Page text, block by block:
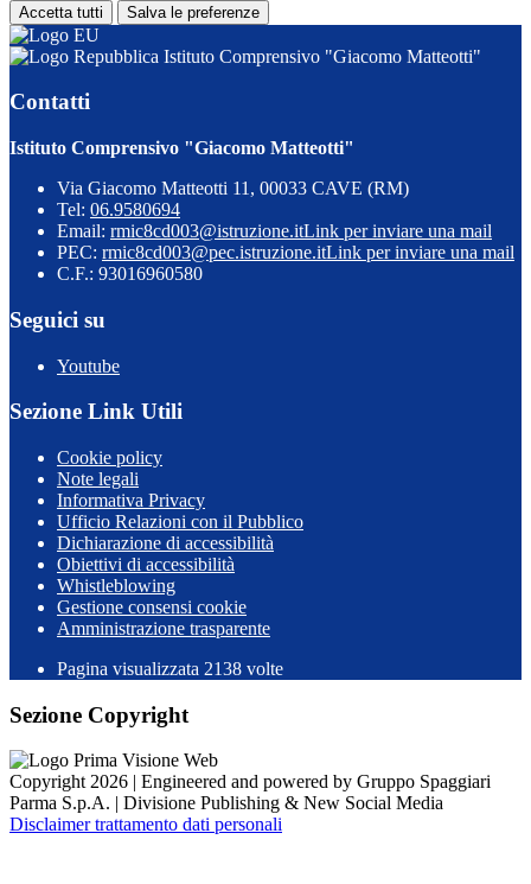
Accetta tutti Salva le preferenze
Istituto Comprensivo "Giacomo Matteotti"
Contatti
Istituto Comprensivo "Giacomo Matteotti"
Via Giacomo Matteotti 11, 00033 CAVE (RM)
Tel: 06.9580694
Email: rmic8cd003@istruzione.itLink per inviare una mail
PEC: rmic8cd003@pec.istruzione.itLink per inviare una mail
C.F.: 93016960580
Seguici su
Youtube
Sezione Link Utili
Cookie policy
Note legali
Informativa Privacy
Ufficio Relazioni con il Pubblico
Dichiarazione di accessibilità
Obiettivi di accessibilità
Whistleblowing
Gestione consensi cookie
Amministrazione trasparente
Pagina visualizzata 2138 volte
Sezione Copyright
Copyright 2026 | Engineered and powered by Gruppo Spaggiari
Parma S.p.A. | Divisione Publishing & New Social Media
Disclaimer trattamento dati personali